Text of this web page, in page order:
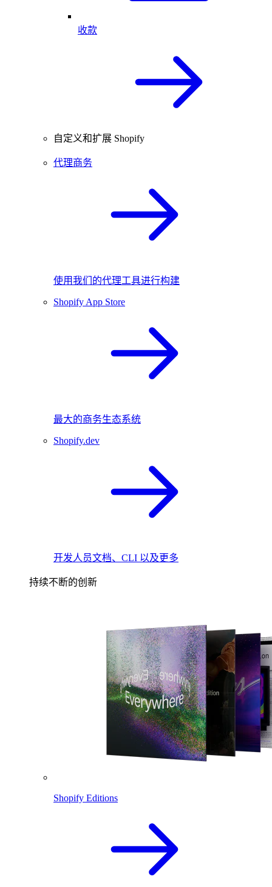
收款
自定义和扩展 Shopify
代理商务
使用我们的代理工具进行构建
Shopify App Store
最大的商务生态系统
Shopify.dev
开发人员文档、CLI 以及更多
持续不断的创新
Shopify Editions